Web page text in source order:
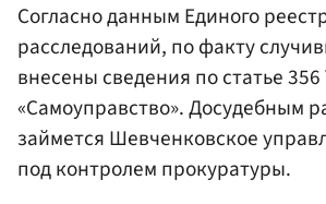
Согласно данным Единого
расследований, по факту
внесены сведения по статье
«Самоуправство». Досудебным
займется Шевченковское
под контролем прокуратуры.